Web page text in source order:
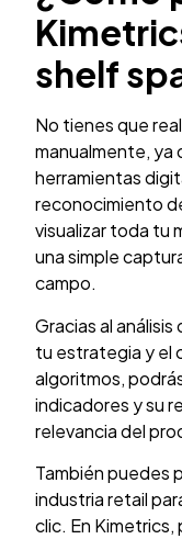
shelf
No tienes que
manualmente, ya
herramientas
reconocimiento
visualizar toda tu
una simple
campo.
Gracias al
tu estrategia y el
algoritmos,
indicadores y su
relevancia del
También puedes
industria retail
clic. En